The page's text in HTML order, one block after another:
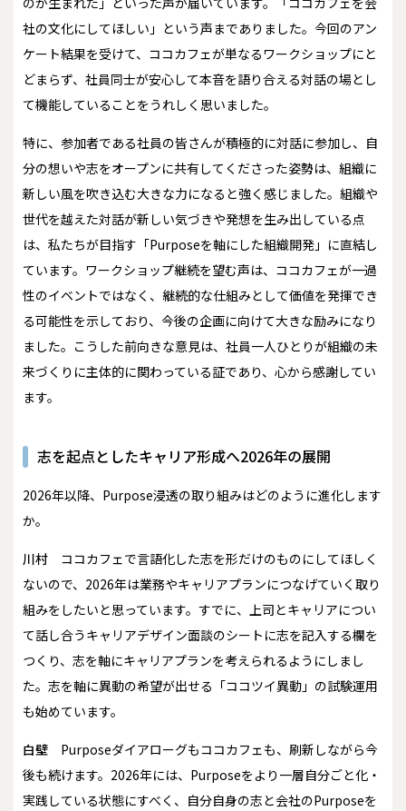
社の文化にしてほしい」という声までありました。今回のアン
ケート結果を受けて、ココカフェが単なるワークショップにと
どまらず、社員同士が安心して本音を語り合える対話の場とし
て機能していることをうれしく思いました。
特に、参加者である社員の皆さんが積極的に対話に参加し、自
分の想いや志をオープンに共有してくださった姿勢は、組織に
新しい風を吹き込む大きな力になると強く感じました。組織や
世代を越えた対話が新しい気づきや発想を生み出している点
は、私たちが目指す「Purposeを軸にした組織開発」に直結し
ています。ワークショップ継続を望む声は、ココカフェが一過
性のイベントではなく、継続的な仕組みとして価値を発揮でき
る可能性を示しており、今後の企画に向けて大きな励みになり
ました。こうした前向きな意見は、社員一人ひとりが組織の未
来づくりに主体的に関わっている証であり、心から感謝してい
ます。
志を起点としたキャリア形成へ――2026年の展開
――2026年以降、Purpose浸透の取り組みはどのように進化します
か。
川村
ココカフェで言語化した志を形だけのものにしてほしく
ないので、2026年は業務やキャリアプランにつなげていく取り
組みをしたいと思っています。すでに、上司とキャリアについ
て話し合うキャリアデザイン面談のシートに志を記入する欄を
つくり、志を軸にキャリアプランを考えられるようにしまし
た。志を軸に異動の希望が出せる「ココツイ異動」の試験運用
も始めています。
白壁
Purposeダイアローグもココカフェも、刷新しながら今
後も続けます。2026年には、Purposeをより一層自分ごと化・
実践している状態にすべく、自分自身の志と会社のPurposeを